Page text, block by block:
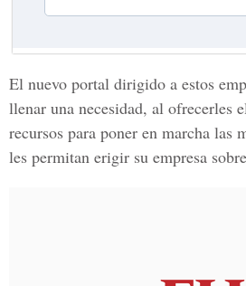
El nuevo portal dirigido a estos
llenar una necesidad, al ofrecerles
recursos para poner en marcha las
les permitan erigir su empresa